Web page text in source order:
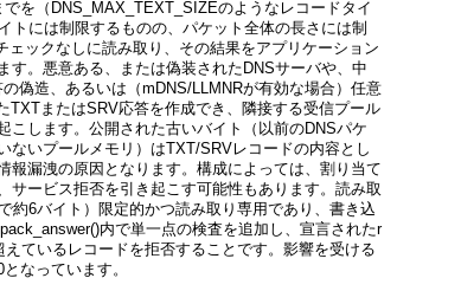
を（DNS_MAX_TEXT_SIZEのようなレコードタイ
トには制限するものの、パケット全体の長さには制
ェックなしに読み取り、その結果をアプリケーション
す。悪意ある、または偽装されたDNSサーバや、中
偽造、あるいは（mDNS/LLMNRが有効な場合）任意
TXTまたはSRV応答を作成でき、隣接する受信プール
こします。公開された古いバイト（以前のDNSパケ
ないプールメモリ）はTXT/SRVレコードの内容とし
報漏洩の原因となります。構成によっては、割り当て
サービス拒否を引き起こす可能性もあります。読み取
約6バイト）限定的かつ読み取り専用であり、書き込
内で単一点の検査を追加し、宣言されたr
ているレコードを拒否することです。影響を受ける
なっています。